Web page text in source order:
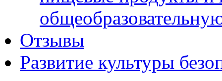
Отзывы
Развитие культуры